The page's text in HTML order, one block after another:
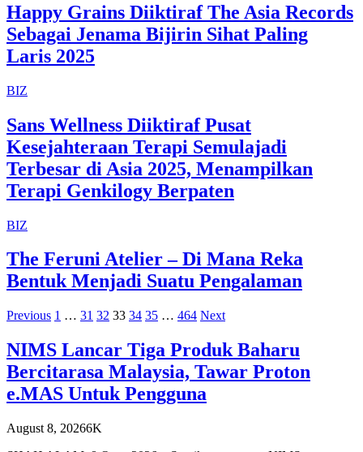
Happy Grains Diiktiraf The Asia Records
Sebagai Jenama Bijirin Sihat Paling
Laris 2025
BIZ
Sans Wellness Diiktiraf Pusat
Kesejahteraan Terapi Semulajadi
Terbesar di Asia 2025, Menampilkan
Terapi Genkilogy Berpaten
BIZ
The Feruni Atelier – Di Mana Reka
Bentuk Menjadi Suatu Pengalaman
Previous 1 … 31 32 33 34 35 … 464 Next
NIMS Lancar Tiga Produk Baharu
Bercitarasa Malaysia, Tawar Proton
e.MAS Untuk Pengguna
August 8, 20266K